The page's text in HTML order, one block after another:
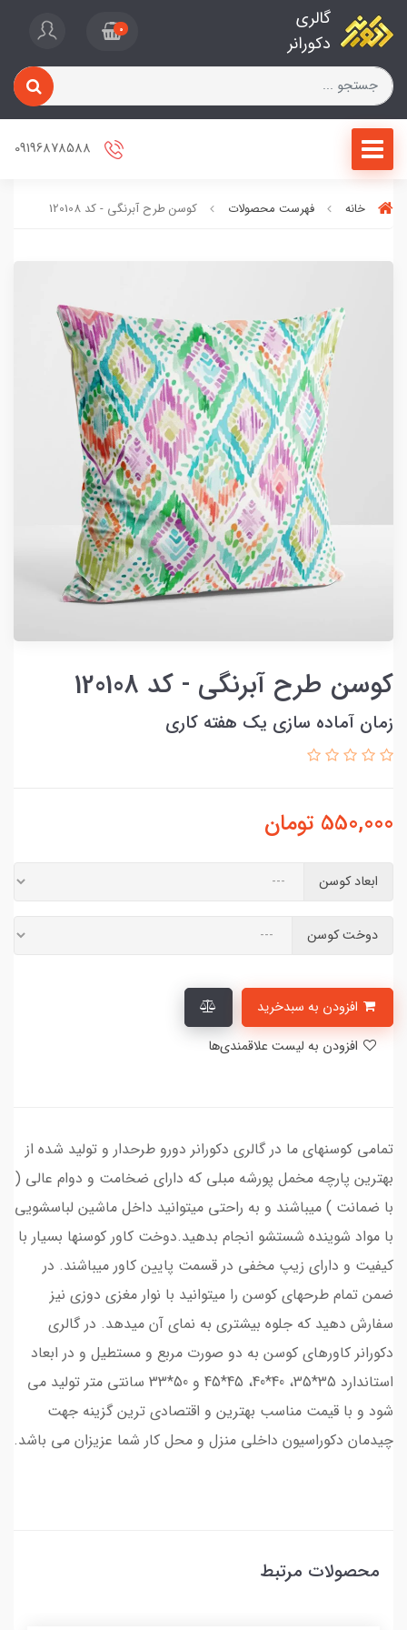
گالری
دکورانر
0
خانه فهرست محصولات کوسن طرح آبرنگی - کد 120108
کوسن طرح آبرنگی - کد 120108
زمان آماده سازی یک هفته کاری
550,000 تومان
ابعاد کوسن
دوخت کوسن
تمامی کوسنهای ما در گالری دکورانر دورو طرحدار و تولید شده از
بهترین پارچه مخمل پورشه مبلی که دارای ضخامت و دوام عالی (
با ضمانت ) میباشند و به راحتی میتوانید داخل ماشین لباسشویی
با مواد شوینده شستشو انجام بدهید.دوخت کاور کوسنها بسیار با
کیفیت و دارای زیپ مخفی در قسمت پایین کاور میباشند. در
ضمن تمام طرحهای کوسن را میتوانید با نوار مغزی دوزی نیز
سفارش دهید که جلوه بیشتری به نمای آن میدهد. در گالری
دکورانر کاورهای کوسن به دو صورت مربع و مستطیل و در ابعاد
استاندارد 35*35، 40*40، 45*45 و 50*33 سانتی متر تولید می
شود و با قیمت مناسب بهترین و اقتصادی ترین گزینه جهت
چیدمان دکوراسیون داخلی منزل و محل کار شما عزیزان می باشد.
محصولات مرتبط